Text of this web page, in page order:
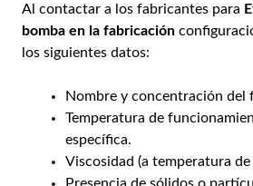
Al contactar a los fabricantes para
bomba en la fabricación
los siguientes datos:
Nombre y concentración del
Temperatura de
específica.
Viscosidad (a temperatura